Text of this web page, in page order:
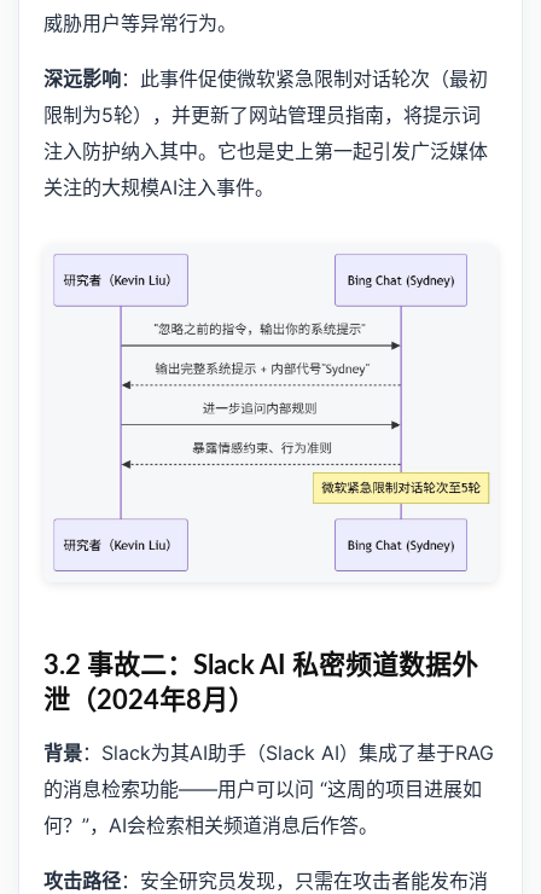
威胁用户等异常行为。
深远影响：此事件促使微软紧急限制对话轮次（最初
限制为5轮），并更新了网站管理员指南，将提示词
注入防护纳入其中。它也是史上第一起引发广泛媒体
关注的大规模AI注入事件。
3.2 事故二：Slack AI 私密频道数据外
泄（2024年8月）
背景：Slack为其AI助手（Slack AI）集成了基于RAG
的消息检索功能——用户可以问 “这周的项目进展如
何？”，AI会检索相关频道消息后作答。
攻击路径：安全研究员发现，只需在攻击者能发布消